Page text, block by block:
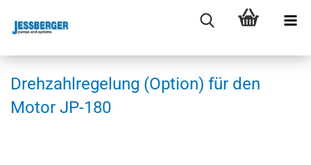
Dreh­zahl­re­ge­lung (Op­ti­on) für den
Motor JP-​180